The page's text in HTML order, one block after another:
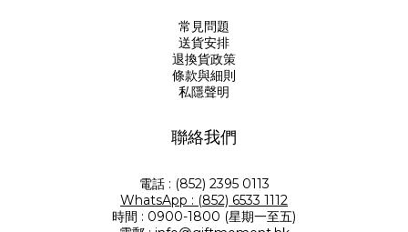
常見問題
送貨安排
退換貨政策
條款與細則
私隱聲明
聯絡我們
電話 : (852) 2395 0113
WhatsApp : (852) 6533 1112
時間 : 0900-1800 (星期一至五)